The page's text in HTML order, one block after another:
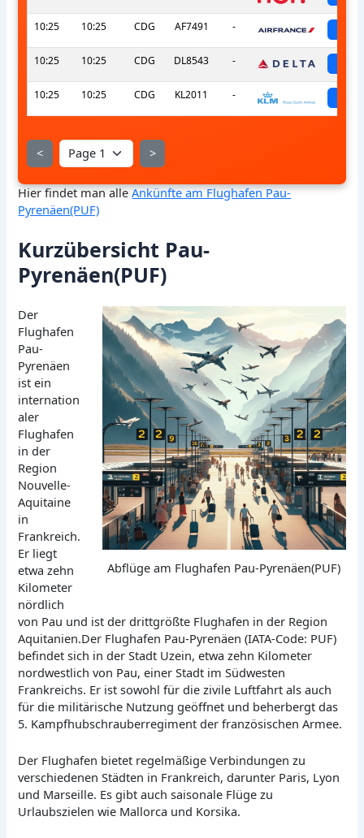
10:25 10:25 CDG AF7491 -
10:25 10:25 CDG DL8543 -
10:25 10:25 CDG KL2011 -
< >
Hier findet man alleAnkünfte am Flughafen Pau-
Pyrenäen(PUF)
Kurzübersicht Pau-
Pyrenäen(PUF)
Abflüge am Flughafen Pau-Pyrenäen(PUF)
Der
Flughafen
Pau-
Pyrenäen
ist ein
internation
aler
Flughafen
in der
Region
Nouvelle-
Aquitaine
in
Frankreich.
Er liegt
etwa zehn
Kilometer
nördlich
von Pau und ist der drittgrößte Flughafen in der Region
Aquitanien.Der Flughafen Pau-Pyrenäen (IATA-Code: PUF)
befindet sich in der Stadt Uzein, etwa zehn Kilometer
nordwestlich von Pau, einer Stadt im Südwesten
Frankreichs. Er ist sowohl für die zivile Luftfahrt als auch
für die militärische Nutzung geöffnet und beherbergt das
5. Kampfhubschrauberregiment der französischen Armee.
Der Flughafen bietet regelmäßige Verbindungen zu
verschiedenen Städten in Frankreich, darunter Paris, Lyon
und Marseille. Es gibt auch saisonale Flüge zu
Urlaubszielen wie Mallorca und Korsika.